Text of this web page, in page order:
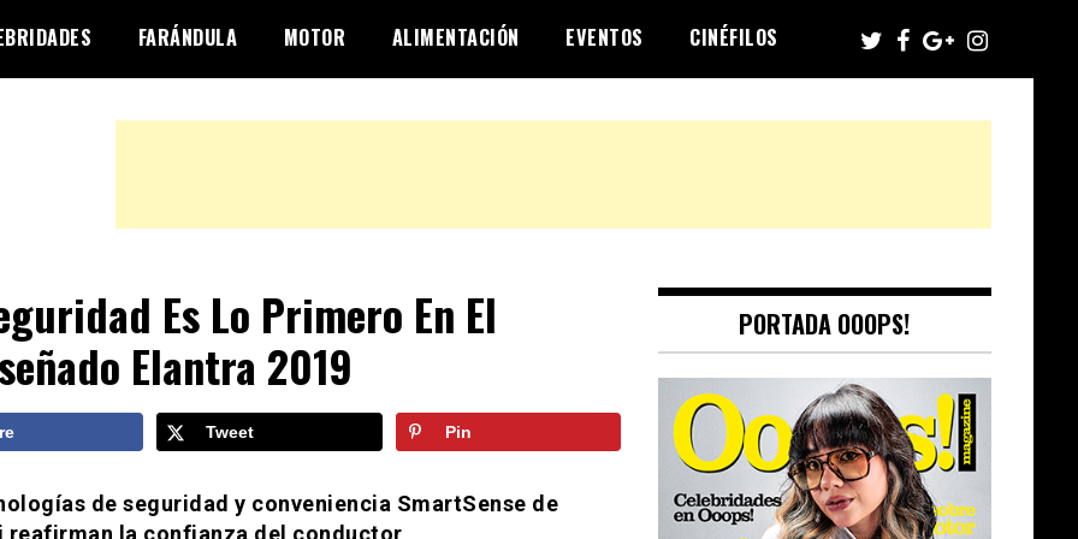
FARÁNDULA MOTOR ALIMENTACIÓN EVENTOS CINÉFILOS
Es Lo Primero En El
Elantra 2019
Tweet Pin
de seguridad y conveniencia SmartSense de
PORTADA OOOPS!